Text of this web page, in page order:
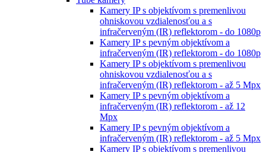
Kamery IP s objektívom s premenlivou
ohniskovou vzdialenosťou a s
infračerveným (IR) reflektorom - do 1080p
Kamery IP s pevným objektívom a
infračerveným (IR) reflektorom - do 1080p
Kamery IP s objektívom s premenlivou
ohniskovou vzdialenosťou a s
infračerveným (IR) reflektorom - až 5 Mpx
Kamery IP s pevným objektívom a
infračerveným (IR) reflektorom - až 12
Mpx
Kamery IP s pevným objektívom a
infračerveným (IR) reflektorom - až 5 Mpx
Kamery IP s objektívom s premenlivou